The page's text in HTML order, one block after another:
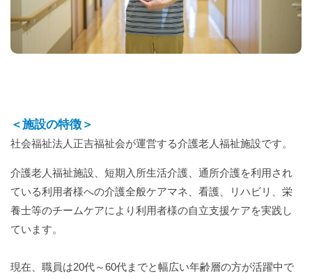
＜施設の特徴＞
社会福祉法人正吉福祉会が運営する介護老人福祉施設です。
介護老人福祉施設、短期入所生活介護、通所介護を利用され
ている利用者様への介護全般ケアマネ、看護、リハビリ、栄
養士等のチームケアにより利用者様の自立支援ケアを実践し
ています。
現在、職員は20代～60代までと幅広い年齢層の方が活躍中で